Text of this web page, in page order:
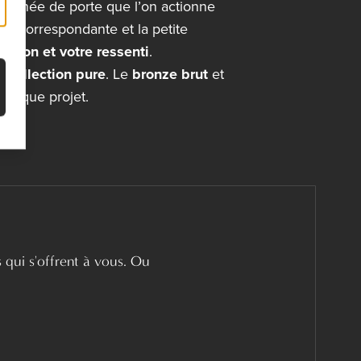
de porte que l’on actionne
correspondante et la petite
et votre ressenti.
Collection pure. Le bronze brut et
projet.
qui s'offrent à vous. Ou